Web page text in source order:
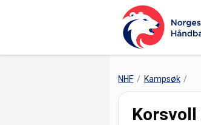
NHF Kampsøk
Korsvoll